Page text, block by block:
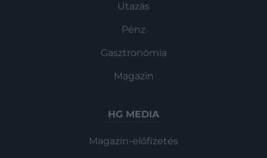
Utazás
Pénz
Gasztronómia
Magazin
HG MEDIA
Magazin-előfizetés